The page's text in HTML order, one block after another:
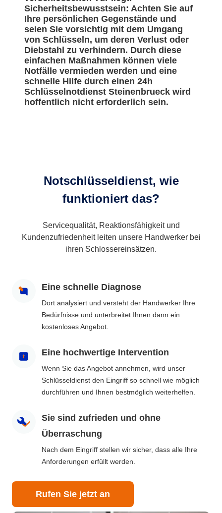
Sicherheitsbewusstsein: Achten Sie auf
Ihre persönlichen Gegenstände und
seien Sie vorsichtig mit dem Umgang
von Schlüsseln, um deren Verlust oder
Diebstahl zu verhindern. Durch diese
einfachen Maßnahmen können viele
Notfälle vermieden werden und eine
schnelle Hilfe durch einen 24h
Schlüsselnotdienst Steinenbrueck wird
hoffentlich nicht erforderlich sein.
Notschlüsseldienst, wie
funktioniert das?
Servicequalität, Reaktionsfähigkeit und
Kundenzufriedenheit leiten unsere Handwerker bei
ihren Schlossereinsätzen.
Eine schnelle Diagnose
Dort analysiert und versteht der Handwerker Ihre
Bedürfnisse und unterbreitet Ihnen dann ein
kostenloses Angebot.
Eine hochwertige Intervention
Wenn Sie das Angebot annehmen, wird unser
Schlüsseldienst den Eingriff so schnell wie möglich
durchführen und Ihnen bestmöglich weiterhelfen.
Sie sind zufrieden und ohne
Überraschung
Nach dem Eingriff stellen wir sicher, dass alle Ihre
Anforderungen erfüllt werden.
Rufen Sie jetzt an